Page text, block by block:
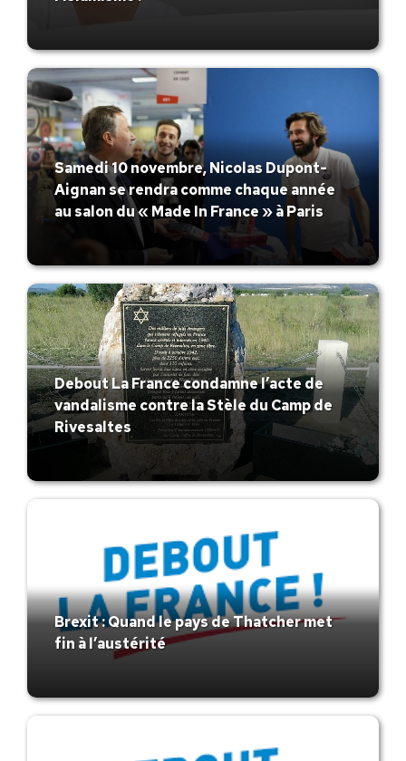
Samedi 10 novembre, Nicolas Dupont-
Aignan se rendra comme chaque année
au salon du « Made In France » à Paris
Debout La France condamne l’acte de
vandalisme contre la Stèle du Camp de
Rivesaltes
Brexit : Quand le pays de Thatcher met
fin à l’austérité